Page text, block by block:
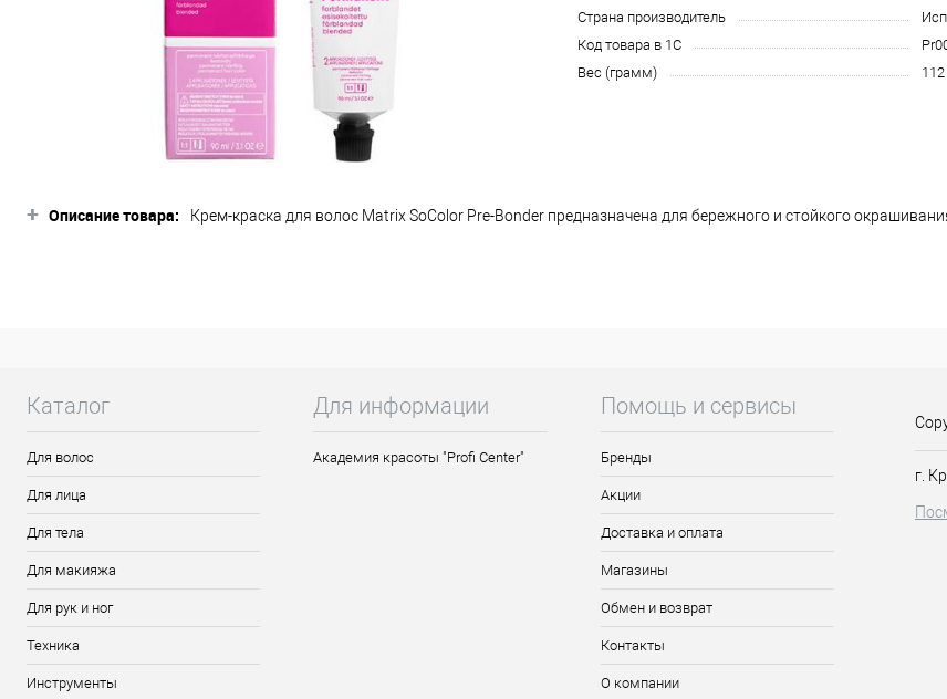
Страна производитель
Код товара в 1С
Вес (грамм)
112
+ Описание товара:
Крем-краска для волос Matrix SoColor Pre-Bonder предназначена для бережного и стойкого
Способ применения: смешать краску с активатором в нужной пропорции. Нанести смесь на волосы
корням) при помощи щетки или расчески и оставить на 20-45 минут.
Затем тщательно смыть крем-краску теплой водой, высушить волосы полотенцем и воспользоваться
кондиционером.
Каталог
Для волос
Для лица
Для тела
Для макияжа
Для рук и ног
Техника
Инструменты
Для информации
Академия красоты "Profi Center"
Помощь и сервисы
Бренды
Акции
Доставка и оплата
Магазины
Обмен и возврат
Контакты
О компании
г.